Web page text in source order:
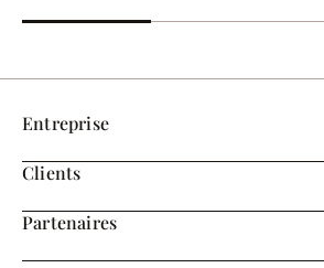
Entreprise
Clients
Partenaires